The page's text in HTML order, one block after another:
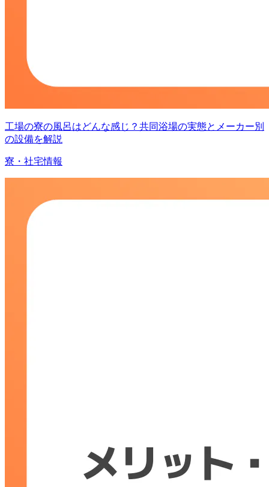
工場の寮の風呂はどんな感じ？共同浴場の実態とメーカー別
の設備を解説
寮・社宅情報